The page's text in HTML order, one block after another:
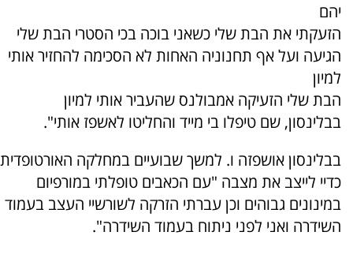
י​הם
הזעקתי את הבת שלי כשאני בוכה בכי הסטרי הבת שלי
הגיע​ה​ ועל אף תחנו​ני​ה האחות לא הסכימה להחזיר אותי
למיון
הבת שלי הזעיקה אמבולנס שהעביר אותי למיון
בבלינסון, שם טיפלו בי מייד והחליטו לאשפז אותי".
בבלינסון אושפזה ו. למשך שבועיים במחלקה האורטופדית
כדיי לייצב את מצבה "עם הכאבים טופלתי במורפיום
במינונים גבוהים וכן עברתי הזרקה לשורשיי העצב בעמוד
השידרה ואני לפני ניתוח בעמוד השידרה​". ​